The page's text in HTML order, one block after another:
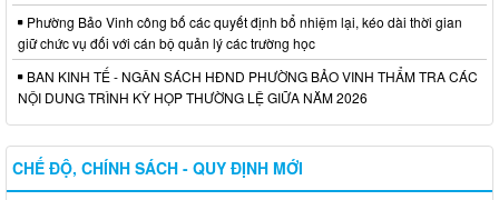
Phường Bảo Vinh công bố các quyết định bổ nhiệm lại, kéo dài thời gian
giữ chức vụ đối với cán bộ quản lý các trường học
BAN KINH TẾ - NGÂN SÁCH HĐND PHƯỜNG BẢO VINH THẨM TRA CÁC
NỘI DUNG TRÌNH KỲ HỌP THƯỜNG LỆ GIỮA NĂM 2026
CHẾ ĐỘ, CHÍNH SÁCH - QUY ĐỊNH MỚI